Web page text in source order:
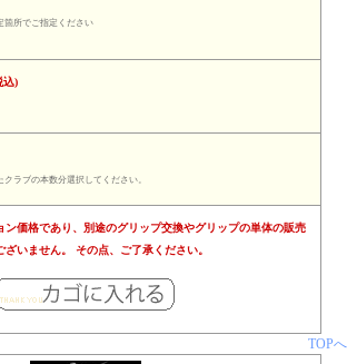
箇所でご指定ください
込)
クラブの本数分選択してください。
ン価格であり、別途のグリップ交換やグリップの単体の販売
いません。 その点、ご了承ください。
TOPへ